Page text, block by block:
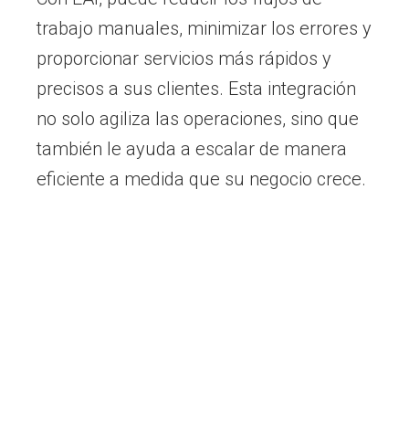
trabajo manuales, minimizar los errores y
proporcionar servicios más rápidos y
precisos a sus clientes. Esta integración
no solo agiliza las operaciones, sino que
también le ayuda a escalar de manera
eficiente a medida que su negocio crece.